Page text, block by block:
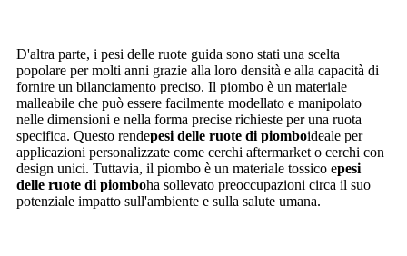
D'altra parte, i pesi delle ruote guida sono stati una scelta
popolare per molti anni grazie alla loro densità e alla capacità di
fornire un bilanciamento preciso. Il piombo è un materiale
malleabile che può essere facilmente modellato e manipolato
nelle dimensioni e nella forma precise richieste per una ruota
specifica. Questo rendepesi delle ruote di piomboideale per
applicazioni personalizzate come cerchi aftermarket o cerchi con
design unici. Tuttavia, il piombo è un materiale tossico epesi
delle ruote di piomboha sollevato preoccupazioni circa il suo
potenziale impatto sull'ambiente e sulla salute umana.